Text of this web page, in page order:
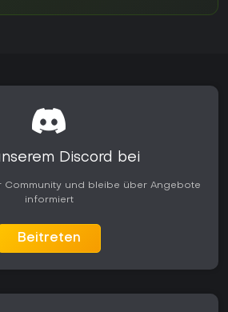
Discord bei
Community und bleibe über Angebote
informiert
Beitreten